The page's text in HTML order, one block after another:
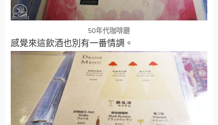
50年代咖啡廳
感覺來這飲酒也別有一番情調。